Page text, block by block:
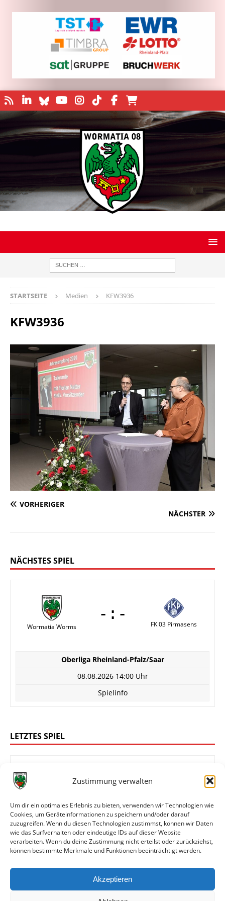
Zustimmung verwalten
Um dir ein optimales Erlebnis zu bieten, verwenden wir Technologien wie
Cookies, um Geräteinformationen zu speichern und/oder darauf
zuzugreifen. Wenn du diesen Technologien zustimmst, können wir Daten
wie das Surfverhalten oder eindeutige IDs auf dieser Website
verarbeiten. Wenn du deine Zustimmung nicht erteilst oder zurückziehst,
können bestimmte Merkmale und Funktionen beeinträchtigt werden.
Akzeptieren
STARTSEITE Medien KFW3936
KFW3936
VORHERIGER
NÄCHSTER
NÄCHSTES SPIEL
Wormatia Worms
-:-
FK 03 Pirmasens
Oberliga Rheinland-Pfalz/Saar
08.08.2026 14:00 Uhr
Spielinfo
LETZTES SPIEL
1:4
Wormatia Worms
Oberliga Rheinland-Pfalz/Saar
01.08.2026 14:00 Uhr
Spielinfo